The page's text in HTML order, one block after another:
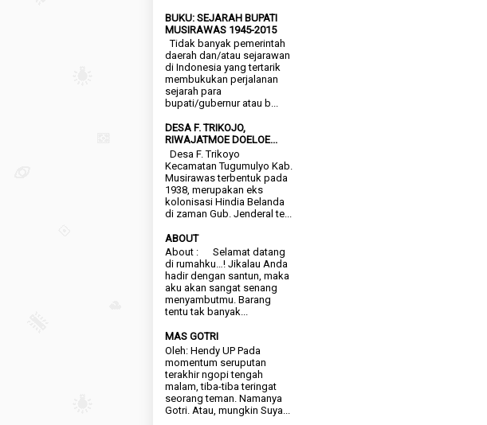
BUKU: SEJARAH BUPATI
MUSIRAWAS 1945-2015
Tidak banyak pemerintah
daerah dan/atau sejarawan
di Indonesia yang tertarik
membukukan perjalanan
sejarah para
bupati/gubernur atau b...
DESA F. TRIKOJO,
RIWAJATMOE DOELOE...
Desa F. Trikoyo
Kecamatan Tugumulyo Kab.
Musirawas terbentuk pada
1938, merupakan eks
kolonisasi Hindia Belanda
di zaman Gub. Jenderal te...
ABOUT
About : Selamat datang
di rumahku…! Jikalau Anda
hadir dengan santun, maka
aku akan sangat senang
menyambutmu. Barang
tentu tak banyak...
MAS GOTRI
Oleh: Hendy UP Pada
momentum seruputan
terakhir ngopi tengah
malam, tiba-tiba teringat
seorang teman. Namanya
Gotri. Atau, mungkin Suya...